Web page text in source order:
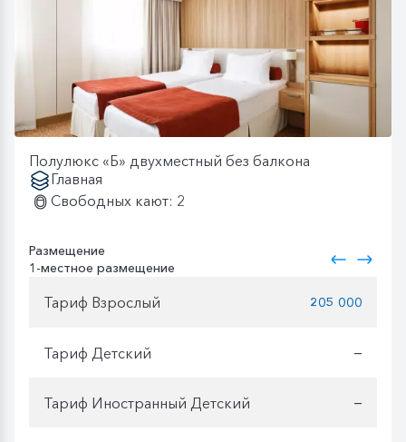
Полулюкс «Б» двухместный без балкона
Главная
Свободных кают: 2
Размещение
1-местное размещение
Тариф Взрослый 205 000
Тариф Детский —
Тариф Иностранный Детский —